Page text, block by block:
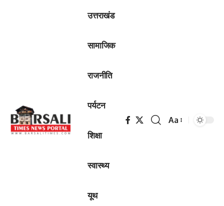
उत्तराखंड
सामाजिक
राजनीति
पर्यटन
शिक्षा
स्वास्थ्य
यूथ
Font
Aa